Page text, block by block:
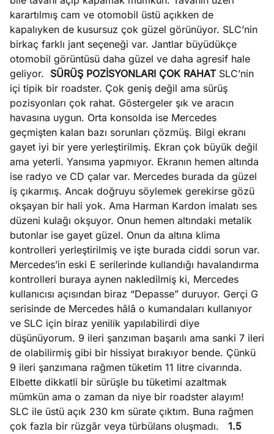
karartılmış cam ve otomobil üstü açıkken de
kapalıyken de kusursuz çok güzel görünüyor. SLC’nin
birkaç farklı jant seçeneği var. Jantlar büyüdükçe
otomobil görüntüsü daha güzel ve daha agresif hale
geliyor. SÜRÜŞ POZİSYONLARI ÇOK RAHATSLC’nin
içi tipik bir roadster. Çok geniş değil ama sürüş
pozisyonları çok rahat. Göstergeler şık ve aracın
havasına uygun. Orta konsolda ise Mercedes
geçmişten kalan bazı sorunları çözmüş. Bilgi ekranı
gayet iyi bir yere yerleştirilmiş. Ekran çok büyük değil
ama yeterli. Yansıma yapmıyor. Ekranın hemen altında
ise radyo ve CD çalar var. Mercedes burada da güzel
iş çıkarmış. Ancak doğruyu söylemek gerekirse gözü
okşayan bir hali yok. Ama Harman Kardon imalatı ses
düzeni kulağı okşuyor. Onun hemen altındaki metalik
butonlar ise gayet güzel. Onun da altına klima
kontrolleri yerleştirilmiş ve işte burada ciddi sorun var.
Mercedes’in eski E serilerinde kullandığı havalandırma
kontrolleri buraya aynen nakledilmiş ki, Mercedes
kullanıcısı açısından biraz “Depasse” duruyor. Gerçi G
serisinde de Mercedes hâlâ o kumandaları kullanıyor
ve SLC için biraz yenilik yapılabilirdi diye
düşünüyorum. 9 ileri şanzıman başarılı ama sanki 7 ileri
de olabilirmiş gibi bir hissiyat bırakıyor bende. Çünkü
9 ileri şanzımana rağmen tüketim 11 litre civarında.
Elbette dikkatli bir sürüşle bu tüketimi azaltmak
mümkün ama o zaman da niye bir roadster alayım!
SLC ile üstü açık 230 km sürate çıktım. Buna rağmen
çok fazla bir rüzgâr veya türbülans oluşmadı. 1.5